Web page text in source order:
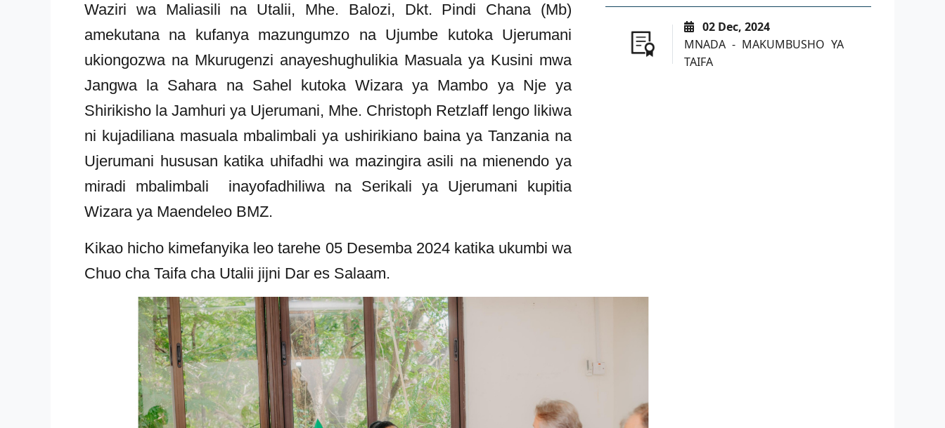
Waziri wa Maliasili na Utalii, Mhe. Balozi, Dkt. Pindi Chana (Mb)
amekutana na kufanya mazungumzo na Ujumbe kutoka Ujerumani
ukiongozwa na Mkurugenzi anayeshughulikia Masuala ya Kusini mwa
Jangwa la Sahara na Sahel kutoka Wizara ya Mambo ya Nje ya
Shirikisho la Jamhuri ya Ujerumani, Mhe. Christoph Retzlaff lengo likiwa
ni kujadiliana masuala mbalimbali ya ushirikiano baina ya Tanzania na
Ujerumani hususan katika uhifadhi wa mazingira asili na mienendo ya
miradi mbalimbali inayofadhiliwa na Serikali ya Ujerumani kupitia
Wizara ya Maendeleo BMZ.
Kikao hicho kimefanyika leo tarehe 05 Desemba 2024 katika ukumbi wa
Chuo cha Taifa cha Utalii jijni Dar es Salaam.
02 Dec, 2024
MNADA - MAKUMBUSHO YA
TAIFA